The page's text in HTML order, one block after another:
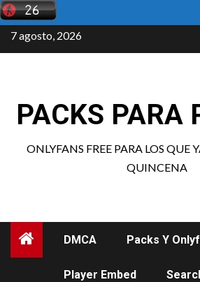
Saltar
al
contenido
7 agosto, 2026
PACKS PARA
ONLYFANS FREE PARA LOS QUE
QUINCENA
DMCA Packs Y
Player Embed